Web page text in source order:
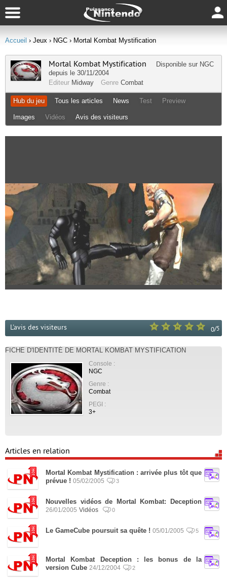
Accueil › Jeux › NGC › Mortal Kombat Mystification
Mortal Kombat Mystification Disponible sur NGC
depuis le 30/11/2004
Editeur Midway Genre Combat
Hub du jeu Tous les articles News Test Preview
Images Vidéos Avis des visiteurs
0/5
L'avis des visiteurs
FICHE D'IDENTITÉ DE MORTAL KOMBAT MYSTIFICATION
Console :
NGC
Genre :
Combat
PEGI :
3+
Articles en relation
Mortal Kombat Mystification : arrivée plus tôt que
prévue ! 05/02/2005 3
Nouvelles vidéos de Mortal Kombat: Deception
26/01/2005 Vidéos 0
Le GameCube poursuit sa quête ! 05/01/2005 5
Mortal Kombat Deception : les bonus de la
version Cube 24/12/2004 2